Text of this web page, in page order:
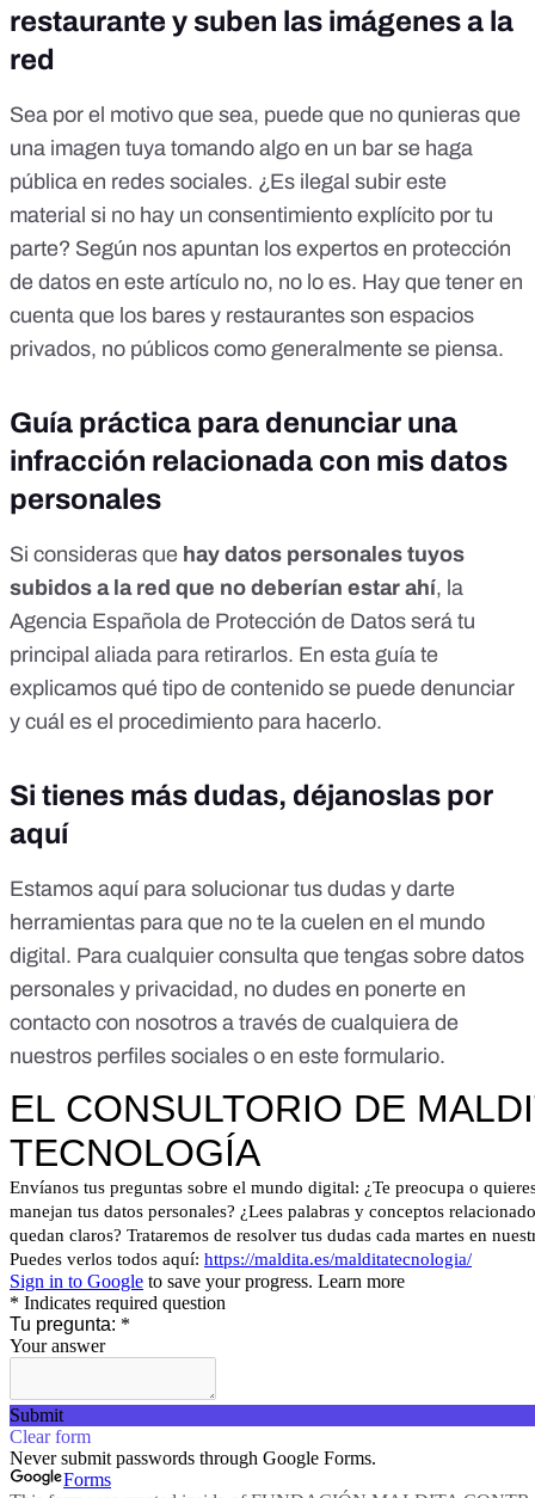
restaurante y suben las imágenes a la
red
Sea por el motivo que sea, puede que no qunieras que
una imagen tuya tomando algo en un bar se haga
pública en redes sociales. ¿Es ilegal subir este
material si no hay un consentimiento explícito por tu
parte? Según nos apuntan los expertos en protección
de datos en este artículo no, no lo es. Hay que tener en
cuenta que los bares y restaurantes son espacios
privados, no públicos como generalmente se piensa.
Guía práctica para denunciar una
infracción relacionada con mis datos
personales
Si consideras que hay datos personales tuyos
subidos a la red que no deberían estar ahí, la
Agencia Española de Protección de Datos será tu
principal aliada para retirarlos. En esta guía te
explicamos qué tipo de contenido se puede denunciar
y cuál es el procedimiento para hacerlo.
Si tienes más dudas, déjanoslas por
aquí
Estamos aquí para solucionar tus dudas y darte
herramientas para que no te la cuelen en el mundo
digital. Para cualquier consulta que tengas sobre datos
personales y privacidad, no dudes en ponerte en
contacto con nosotros a través de cualquiera de
nuestros perfiles sociales o en este formulario.